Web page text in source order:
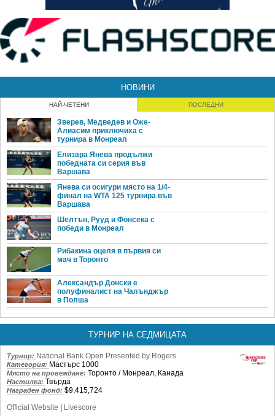
НОВИНИ
НАЙ-ЧЕТЕНИ ПОСЛЕДНИ
Зверев, Медведев и Оже-
Алиасим приключиха с
турнира в Монреал
Елизара Янева продължи
победната си серия във
Варшава
Янева си осигури място на 1/4-
финал на WTA 125 турнира във
Варшава
Шелтън, Рууд и Фонсека с
победи в Монреал
Рибакина оцеля в първия си
мач в Торонто
Александър Донски е
полуфиналист на Чалънджър
в Полша
ТУРНИР НА СЕДМИЦАТА
Турнир: National Bank Open Presented by Rogers
Категория: Мастърс 1000
Място на провеждане: Торонто / Монреал, Канада
Настилка: Твърда
Награден фонд: $9,415,724
Official Website | Livescore